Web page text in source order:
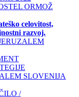
ORMOŽ
celovitost,
razvoj.
SLOVENIJA
/